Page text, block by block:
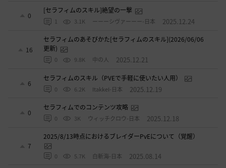
0
[セラフィムのスキル]絶望の一撃
1 3.1K ーーーシヴァーーー-日本 2025.12.24
16
セラフィムのあそびかた[セラフィムのスキル](2026/06/06
更新)
0 9.8K 中の人 2025.12.21
6
セラフィムのスキル（PVEで手軽に使いたい人用）
0 6.2K ItakkeI-日本 2025.12.19
0
セラフィムでのコンテンツ攻略
0 3K ウィッチクロウ-日本 2025.12.18
7
2025/8/13時点におけるブレイダーPvEについて（覚醒）
0 5.7K 白斬海-日本 2025.08.14